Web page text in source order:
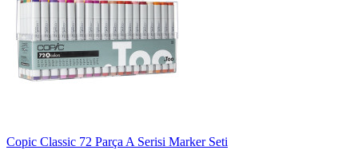
Copic Classic 72 Parça A Serisi Marker Seti